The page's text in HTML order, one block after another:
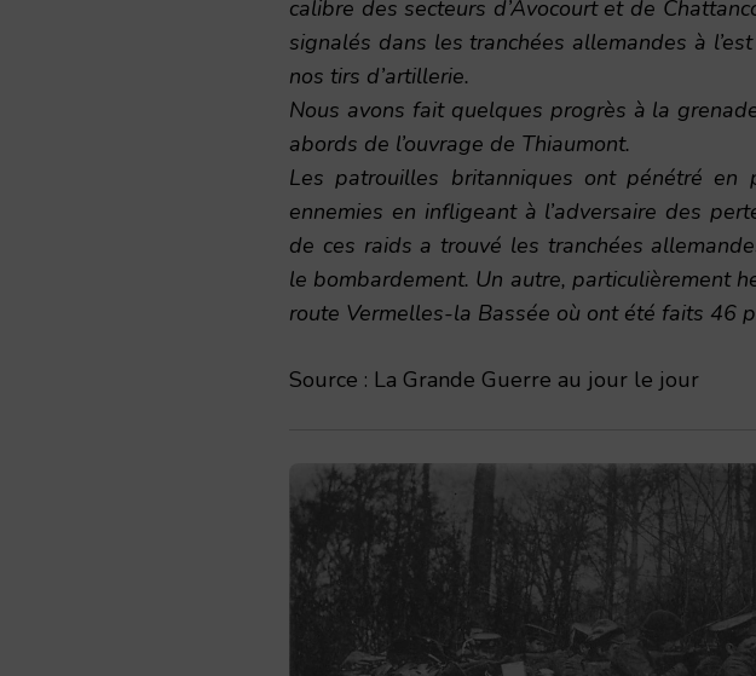
calibre des secteurs d’Avocourt et de
signalés dans les tranchées allemandes à
nos tirs d’artillerie.
Nous avons fait quelques progrès à la
abords de l’ouvrage de Thiaumont.
Les patrouilles britanniques ont pénétré en
ennemies en infligeant à l’adversaire des
de ces raids a trouvé les tranchées
le bombardement. Un autre, particulièrement
route Vermelles-la Bassée où ont été faits 46
Source : La Grande Guerre au jour le jour